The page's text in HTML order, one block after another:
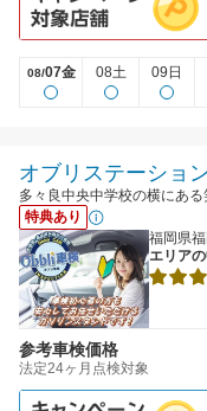
08/07金 08土 09日
オブリステーショ
多々良中央中学校の横にあ
特典あり
福岡県
エリア
参考車検価格
法定24ヶ月点検対象